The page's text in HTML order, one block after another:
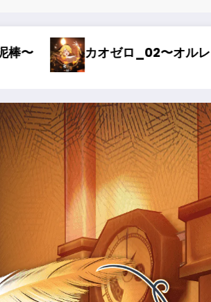
カオゼロ_01〜どストライク〜